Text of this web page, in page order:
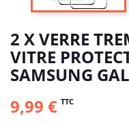
2 X VERRE
VITRE
SAMSUNG
9,99 € TTC